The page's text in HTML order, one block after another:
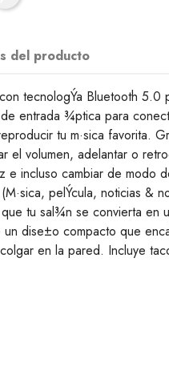
del producto
tecnologÝa Bluetooth 5.0
entrada ¾ptica para
tu m·sica favorita.
el volumen, adelantar o
e incluso cambiar de modo
pelÝcula, noticias &
tu sal¾n se convierta en
dise±o compacto que
en la pared. Incluye